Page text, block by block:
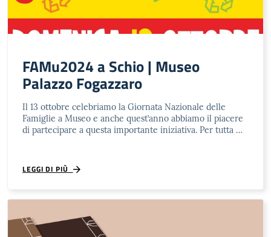
FAMu2024 a Schio | Museo
Palazzo Fogazzaro
Il 13 ottobre celebriamo la Giornata Nazionale delle
Famiglie a Museo e anche quest’anno abbiamo il piacere
di partecipare a questa importante iniziativa. Per tutta …
LEGGI DI PIÙ